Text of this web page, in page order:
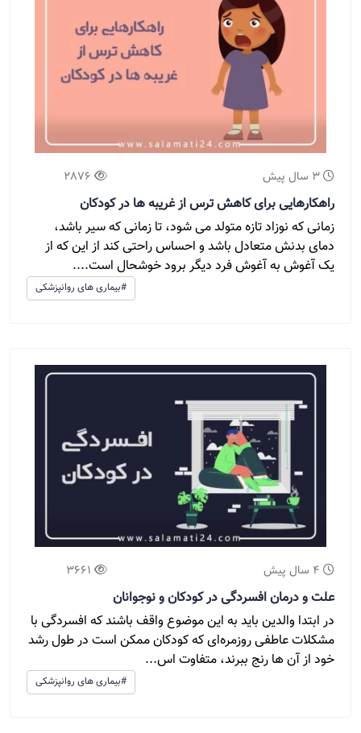
3 سال پیش 2876
راهکارهایی برای کاهش ترس از غریبه ها در کودکان
زمانی که نوزاد تازه متولد می شود، تا زمانی که سیر باشد،
دمای بدنش متعادل باشد و احساس راحتی کند از این که از
یک آغوش به آغوش فرد دیگر برود خوشحال است....
#بیماری های روانپزشکی
4 سال پیش 3661
علت و درمان افسردگی در کودکان و نوجوانان
در ابتدا والدین باید به این موضوع واقف باشند که افسردگی با
مشکلات عاطفی روزمره‌ای که کودکان ممکن است در طول رشد
خود از آن ها رنج ببرند، متفاوت اس...
#بیماری های روانپزشکی